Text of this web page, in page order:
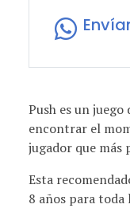
Push es un
encontrar el
jugador que más
Esta
8 años para toda